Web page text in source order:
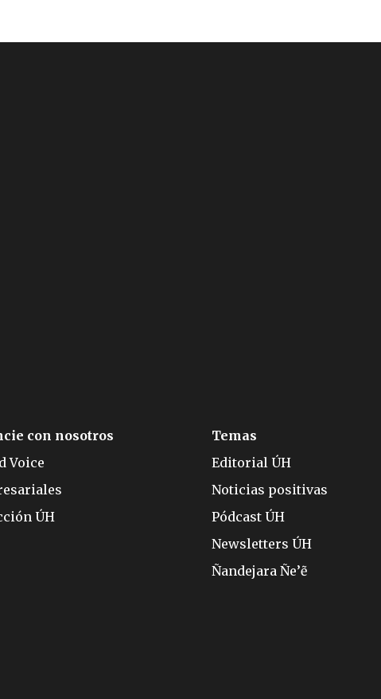
con nosotros
Voice
ÚH
Temas
Editorial ÚH
Noticias positivas
Pódcast ÚH
Newsletters ÚH
Ñandejara Ñe’ẽ